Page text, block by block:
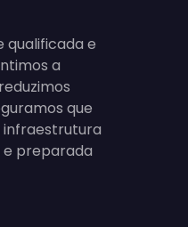
qualificada e
a
que
infraestrutura
e preparada